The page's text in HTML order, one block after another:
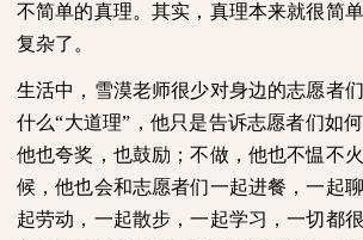
不简单的真理。其实，真理本来就很简
复杂了。
生活中，雪漠老师很少对身边的志愿者
什么“大道理”，他只是告诉志愿者们如
他也夸奖，也鼓励；不做，他也不愠不
候，他也会和志愿者们一起进餐，一起
起劳动，一起散步，一起学习，一切都